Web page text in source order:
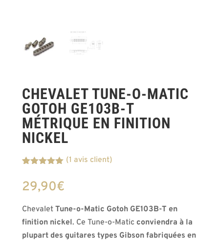
CHEVALET TUNE-O-MATIC
GOTOH GE103B-T
MÉTRIQUE EN FINITION
NICKEL
sur 5
basé sur
(1 avis client)
29,90€
Chevalet Tune-o-Matic Gotoh GE103B-T en
finition nickel. Ce Tune-o-Matic conviendra à la
plupart des guitares types Gibson fabriquées en